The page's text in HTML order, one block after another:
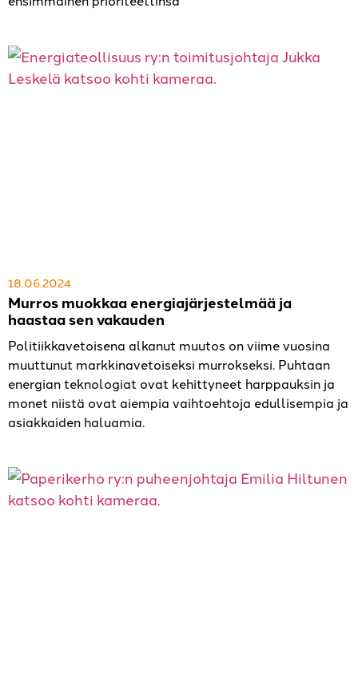
Murros muokkaa energiajärjestelmää ja
haastaa sen vakauden
18.06.2024
Politiikkavetoisena alkanut muutos on viime vuosina
muuttunut markkinavetoiseksi murrokseksi. Puhtaan
energian teknologiat ovat kehittyneet harppauksin ja
monet niistä ovat aiempia vaihtoehtoja edullisempia ja
asiakkaiden haluamia.